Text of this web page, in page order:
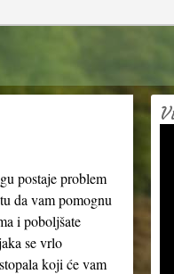
postaje problem
da vam pomognu
i poboljšate
se vrlo
koji će vam